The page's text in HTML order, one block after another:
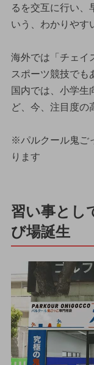
るを交互に行い、
いう、わかりやす
海外では「チェイ
スポーツ競技でも
国内では、小学生
ど、今、注目度の
※パルクール鬼ご
ります
習い事と
び場誕生